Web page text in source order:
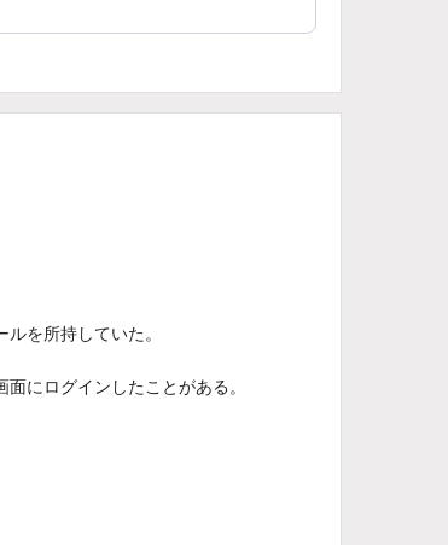
を所持していた。
にログインしたことがある。